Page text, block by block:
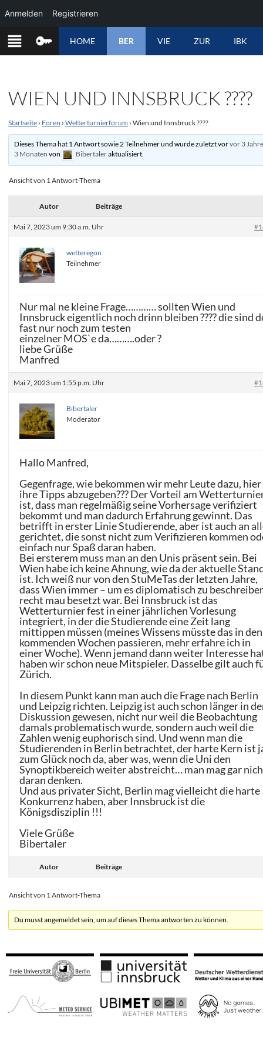
ZUM
INHALT
HOME BER VIE ZUR IBK
WIEN UND INNSBRUCK ????
Startseite › Foren › Wetterturnierforum › Wien und Innsbruck ????
Dieses Thema hat 1 Antwort sowie 2 Teilnehmer und wurde zuletzt vorvor 3
3 Monaten von Bibertaleraktualisiert.
Ansicht von 1 Antwort-Thema
Autor Beiträge
Mai 7, 2023 um 9:30 a.m. Uhr
wetteregon
Teilnehmer
Nur mal ne kleine Frage………… sollten Wien und
Innsbruck eigentlich noch drinn bleiben ???? die sind
fast nur noch zum testen
einzelner MOS`e da……….oder ?
liebe Grüße
Manfred
Mai 7, 2023 um 1:55 p.m. Uhr
Bibertaler
Moderator
Hallo Manfred,
Gegenfrage, wie bekommen wir mehr Leute dazu, hier
ihre Tipps abzugeben??? Der Vorteil am
ist, dass man regelmäßig seine Vorhersage verifiziert
bekommt und man dadurch Erfahrung gewinnt. Das
betrifft in erster Linie Studierende, aber ist auch an
gerichtet, die sonst nicht zum Verifizieren kommen
einfach nur Spaß daran haben.
Bei ersterem muss man an den Unis präsent sein. Bei
Wien habe ich keine Ahnung, wie da der aktuelle
ist. Ich weiß nur von den StuMeTas der letzten Jahre,
dass Wien immer – um es diplomatisch zu
recht mau besetzt war. Bei Innsbruck ist das
Wetterturnier fest in einer jährlichen Vorlesung
integriert, in der die Studierende eine Zeit lang
mittippen müssen (meines Wissens müsste das in den
kommenden Wochen passieren, mehr erfahre ich in
einer Woche). Wenn jemand dann weiter Interesse
haben wir schon neue Mitspieler. Dasselbe gilt auch
Zürich.
In diesem Punkt kann man auch die Frage nach Berlin
und Leipzig richten. Leipzig ist auch schon länger in
Diskussion gewesen, nicht nur weil die Beobachtung
damals problematisch wurde, sondern auch weil die
Zahlen wenig euphorisch sind. Und wenn man die
Studierenden in Berlin betrachtet, der harte Kern ist
zum Glück noch da, aber was, wenn die Uni den
Synoptikbereich weiter abstreicht… man mag gar
daran denken.
Und aus privater Sicht, Berlin mag vielleicht die harte
Konkurrenz haben, aber Innsbruck ist die
Königsdisziplin !!!
Viele Grüße
Bibertaler
Autor Beiträge
Ansicht von 1 Antwort-Thema
Du musst angemeldet sein, um auf dieses Thema antworten zu können.
Anmelden Registrieren